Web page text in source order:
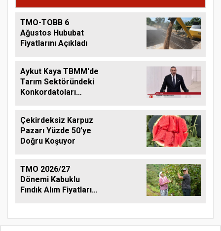
TMO-TOBB 6
Ağustos Hububat
Fiyatlarını Açıkladı
Aykut Kaya TBMM'de
Tarım Sektöründeki
Konkordatoları
Çekirdeksiz Karpuz
Pazarı Yüzde 50’ye
Doğru Koşuyor
TMO 2026/27
Dönemi Kabuklu
Fındık Alım Fiyatlarını